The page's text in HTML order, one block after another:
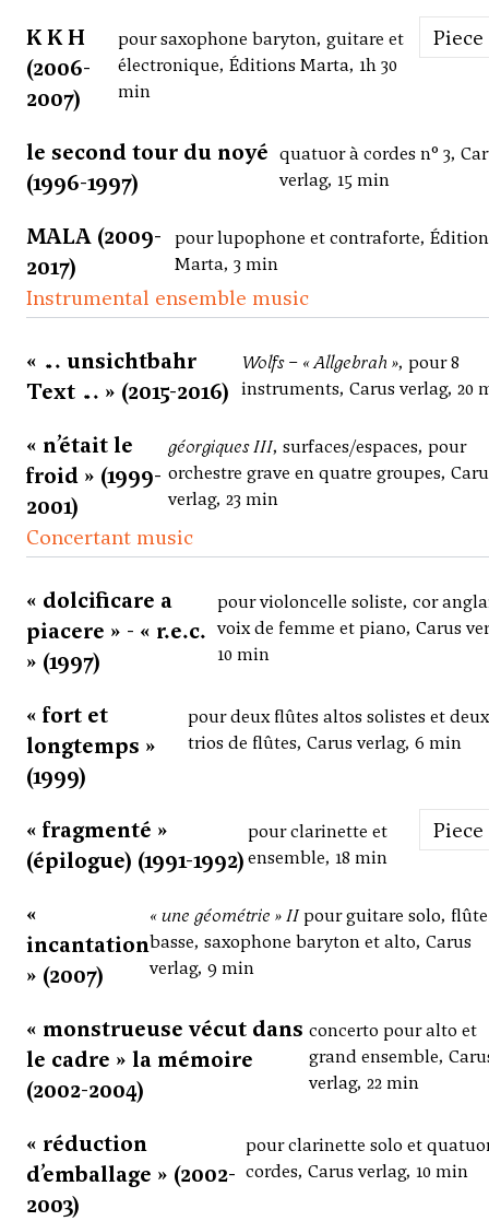
K K H
(2006-
2007)
pour saxophone baryton, guitare et
électronique, Éditions Marta, 1h 30
min
Piece
le second tour du noyé
(1996-1997)
quatuor à cordes n° 3,
verlag, 15 min
MALA (2009-
2017)
pour lupophone et contraforte,
Marta, 3 min
Instrumental ensemble music
« … unsichtbahr
Text … » (2015-2016)
Wolfs – « Allgebrah », pour 8
instruments, Carus verlag, 20
« n’était le
froid » (1999-
2001)
géorgiques III, surfaces/espaces, pour
orchestre grave en quatre groupes,
verlag, 23 min
Concertant music
« dolcificare a
piacere » - « r.e.c.
» (1997)
pour violoncelle soliste, cor
voix de femme et piano, Carus
10 min
« fort et
longtemps »
(1999)
pour deux flûtes altos solistes et deux
trios de flûtes, Carus verlag, 6 min
« fragmenté »
(épilogue) (1991-1992)
pour clarinette et
ensemble, 18 min
Piece
«
incantation
» (2007)
« une géométrie » IIpour guitare solo, flûte
basse, saxophone baryton et alto, Carus
verlag, 9 min
« monstrueuse vécut dans
le cadre » la mémoire
(2002-2004)
concerto pour alto et
grand ensemble,
verlag, 22 min
« réduction
d’emballage » (2002-
2003)
pour clarinette solo et
cordes, Carus verlag, 10 min